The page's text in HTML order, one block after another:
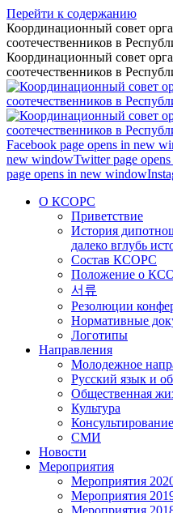
Перейти к содержанию
Координационный совет
соотечественников в
Координационный совет
соотечественников в
Facebook page opens in new
new windowTwitter page
page opens in new window
О КСОРС
Приветствие
История
далеко вглубь
Состав КСОРС
Положение о
서류
Резолюции
Нормативные
Логотипы
Направления
Молодежное
Русский язык и
Общественная
Культура
Консультирование
СМИ
Новости
Мероприятия
Мероприятия
Мероприятия
Мероприятия